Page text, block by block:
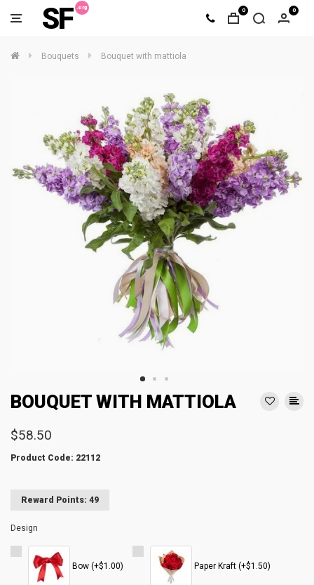
SF 0 0
Bouquets Bouquet with mattiola
BOUQUET WITH MATTIOLA
$58.50
Product Code: 22112
Reward Points: 49
Design
Bow (+$1.00) Paper Kraft (+$1.50)